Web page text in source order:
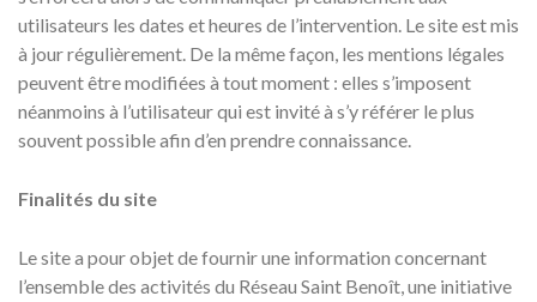
utilisateurs les dates et heures de l’intervention. Le site est mis
à jour régulièrement. De la même façon, les mentions légales
peuvent être modifiées à tout moment : elles s’imposent
néanmoins à l’utilisateur qui est invité à s’y référer le plus
souvent possible afin d’en prendre connaissance.
Finalités du site
Le site a pour objet de fournir une information concernant
l’ensemble des activités du Réseau Saint Benoît, une initiative